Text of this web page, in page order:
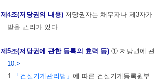
제4조(저당권의 내용) 저당권자는 채무자나 제3자
받을 권리가 있다.
제5조(저당권에 관한 등록의 효력 등) ① 저당권에
10.>
1. 「건설기계관리법」 에 따른 건설기계등록원부